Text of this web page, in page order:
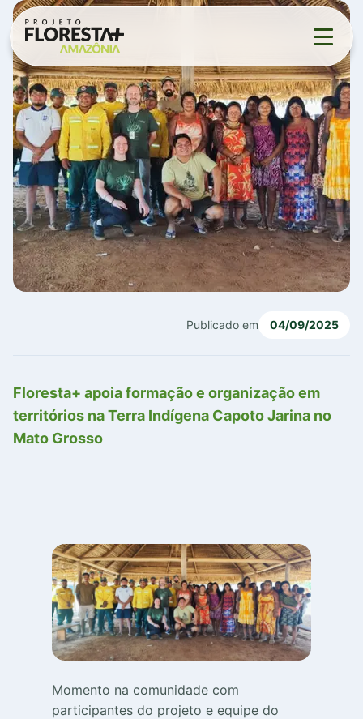
Projeto ▼
Eventos
Contato ▼
Publicado em 04/09/2025
Floresta+ apoia formação e organização em
territórios na Terra Indígena Capoto Jarina no
Mato Grosso
Momento na comunidade com
participantes do projeto e equipe do